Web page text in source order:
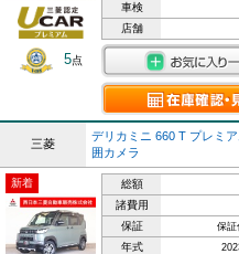
5点
車検
店舗
三菱
デリカミニ 660 T プレミ
囲カメラ
新着 総額
諸費用
保証 保証
年式